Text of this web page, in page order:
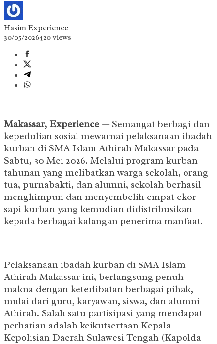
Hasim Experience
30/05/2026420 views
Makassar, Experience —Semangat berbagi dan
kepedulian sosial mewarnai pelaksanaan ibadah
kurban di SMA Islam Athirah Makassar pada
Sabtu, 30 Mei 2026. Melalui program kurban
tahunan yang melibatkan warga sekolah, orang
tua, purnabakti, dan alumni, sekolah berhasil
menghimpun dan menyembelih empat ekor
sapi kurban yang kemudian didistribusikan
kepada berbagai kalangan penerima manfaat.
Pelaksanaan ibadah kurban di SMA Islam
Athirah Makassar ini, berlangsung penuh
makna dengan keterlibatan berbagai pihak,
mulai dari guru, karyawan, siswa, dan alumni
Athirah. Salah satu partisipasi yang mendapat
perhatian adalah keikutsertaan Kepala
Kepolisian Daerah Sulawesi Tengah (Kapolda